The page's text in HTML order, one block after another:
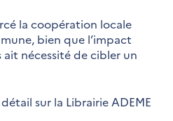
la coopération locale
bien que l’impact
nécessité de cibler un
sur la Librairie ADEME